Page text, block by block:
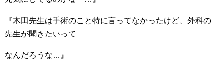
『木田先生は手術のこと特に言ってなかったけど、外科の
先生が聞きたいって
なんだろうな…』